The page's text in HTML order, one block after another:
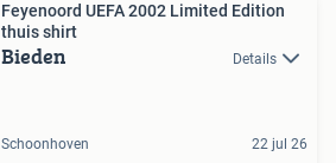
Feyenoord UEFA 2002 Limited Edition
thuis shirt
Bieden Details
Schoonhoven 22 jul 26